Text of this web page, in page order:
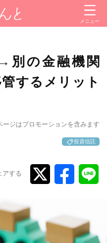
メニュー
閉じる
別の金融機関
するメリット
ジはプロモーションを含みます
投資信託
アする